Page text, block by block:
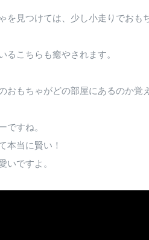
を見つけては、少し小走りでおも
こちらも癒やされます。
おもちゃがどの部屋にあるのか覚
ですね。
本当に賢い！
ですよ。